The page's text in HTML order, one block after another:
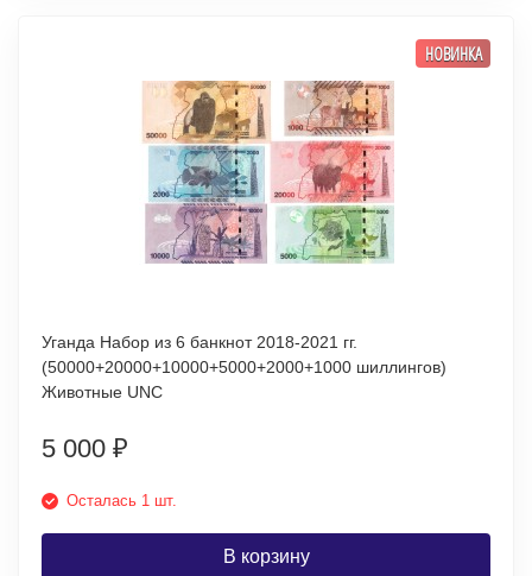
НОВИНКА
Уганда Набор из 6 банкнот 2018-2021 гг.
(50000+20000+10000+5000+2000+1000 шиллингов)
Животные UNC
5 000 ₽
Осталась 1 шт.
В корзину